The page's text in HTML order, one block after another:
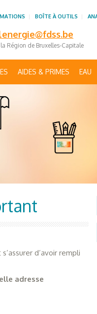
Région de Bruxelles-Capitale
BOÎTE À OUTILS
AIDES & PRIMES EAU
d’avoir rempli
adresse